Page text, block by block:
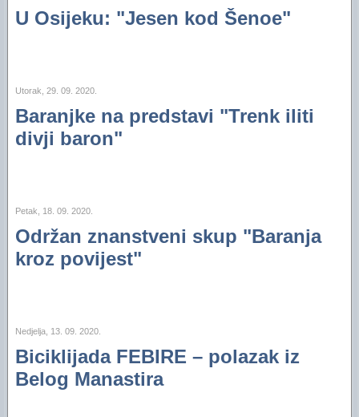
U Osijeku: "Jesen kod Šenoe"
Utorak, 29. 09. 2020.
Baranjke na predstavi "Trenk iliti
divji baron"
Petak, 18. 09. 2020.
Održan znanstveni skup "Baranja
kroz povijest"
Nedjelja, 13. 09. 2020.
Biciklijada FEBIRE – polazak iz
Belog Manastira